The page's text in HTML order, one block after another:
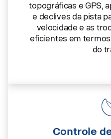
topográficas e GPS,
e declives da pista
velocidade e as
eficientes em
do
Controle